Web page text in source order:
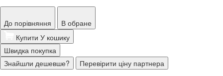
До порівняння
В обране
Купити У кошику
Швидка покупка
Знайшли дешевше?
Перевірити ціну партнера